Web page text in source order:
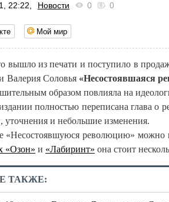
22:22, Новости 0 0
Мой мир
вышло из печати и поступило в
Валерия Соловья «Несостоявшаяся
образом повлияла на
полностью переписана глава о
уточнения и небольшие изменения.
«Несостоявшуюся революцию» можно
«Озон» и «Лабиринт» она стоит
ТАКЖЕ: